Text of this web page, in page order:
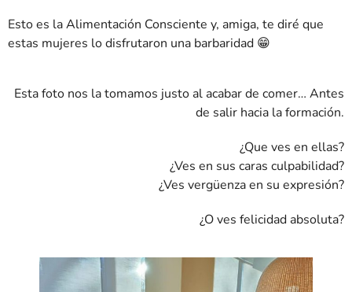
Esto es la Alimentación Consciente y, amiga, te diré que
estas mujeres lo disfrutaron una barbaridad 😁
Esta foto nos la tomamos justo al acabar de comer… Antes
de salir hacia la formación.
¿Que ves en ellas?
¿Ves en sus caras culpabilidad?
¿Ves vergüenza en su expresión?
¿O ves felicidad absoluta?